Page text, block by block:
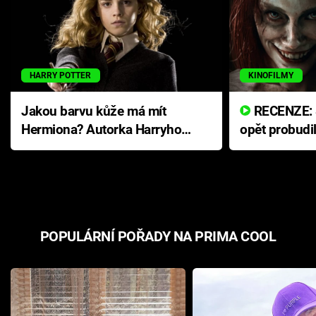
HARRY POTTER
Jakou barvu kůže má mít
Hermiona? Autorka Harryho
Pottera přišla s ráznou
KINOFILMY
opět
přichází s
POPULÁRNÍ POŘADY NA PRIMA COOL